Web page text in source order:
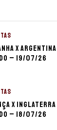
x
– 19/07/26
x Inglaterra
– 18/07/26